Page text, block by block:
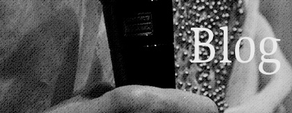
01.
02.
03.
Blog